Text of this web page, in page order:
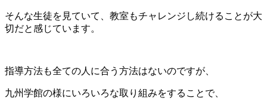
そんな生徒を見ていて、教室もチャレンジし続けることが大
切だと感じています。
指導方法も全ての人に合う方法はないのですが、
九州学館の様にいろいろな取り組みをすることで、